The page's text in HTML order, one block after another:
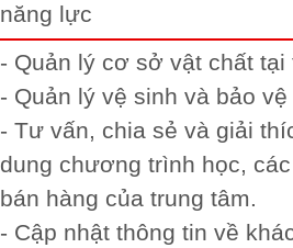
năng lực
- Quản lý cơ sở vật chất tại
- Quản lý vệ sinh và bảo vệ
- Tư vấn, chia sẻ và giải
dung chương trình học,
bán hàng của trung tâm.
- Cập nhật thông tin về